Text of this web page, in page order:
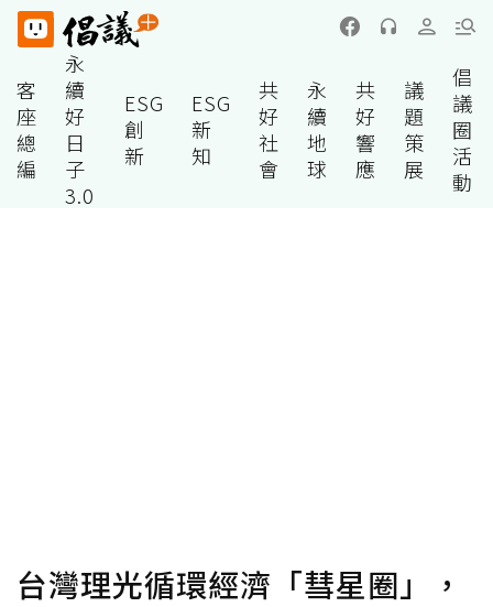
客
座
總
編
永
續
好
日
子
3.0
ESG
創
新
ESG
新
知
共
好
社
會
永
續
地
球
共
好
響
應
議
題
策
展
倡
議
圈
活
動
台灣理光循環經濟「彗星圈」，